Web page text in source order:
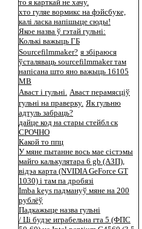
то я карткай не хачу.
хто гуляе вормикс на фэйсбуке,
калі ласка напішыце сюды!
Якое назва ў гэтай гульні:
Колькі важыць ГБ
Sourcefilmmaker? я збіраюся
ўсталяваць sourcefilmmaker там
напісана што яно важыць 16105
МВ
Аваст і гульні. Аваст перамясціў
гульні на праверку. Як гульню
адтуль забраць?
дайце код на стары стейбл ск
СРОЧНО
Какой то ппц
У мяне пытанне вось мае сістэмы
майго калькулятара 6 gb (АЗП),
відэа карта (NVIDIA GeForce GT
1030) і там па дробязі
Imba keys падмануў мяне на 200
рублёў
Падкажыце назва гульні
/ Ці будзе играбельна гта 5 (ФПС